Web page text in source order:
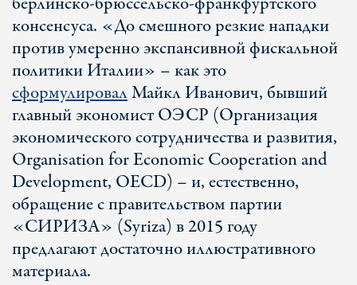
консенсуса. «До смешного резкие нападки
против умеренно экспансивной фискальной
политики Италии» – как это
сформулировалМайкл Иванович, бывший
главный экономист ОЭСР (Организация
экономического сотрудничества и развития,
Organisation for Economic Cooperation and
Development, OECD) – и, естественно,
обращение с правительством партии
«СИРИЗА» (Syriza) в 2015 году
предлагают достаточно иллюстративного
материала.